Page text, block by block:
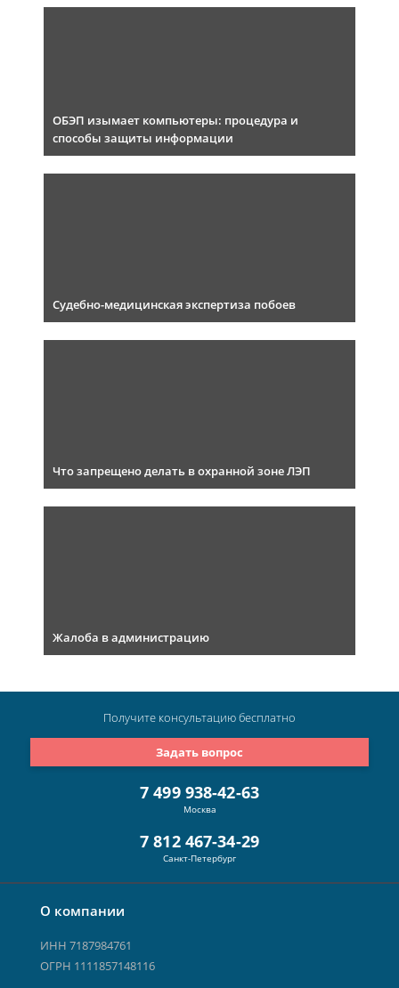
ОБЭП изымает компьютеры: процедура и
способы защиты информации
Судебно-медицинская экспертиза побоев
Что запрещено делать в охранной зоне ЛЭП
Жалоба в администрацию
О компании
ИНН 7187984761
ОГРН 1111857148116
7 499 938-42-63
Москва
7 812 467-34-29
Санкт-Петербург
Задать вопрос
Получите консультациюбесплатно